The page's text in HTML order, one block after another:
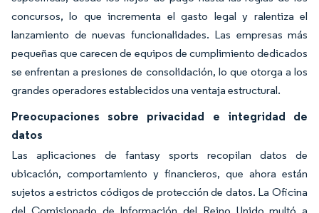
concursos, lo que incrementa el gasto legal y ralentiza el
lanzamiento de nuevas funcionalidades. Las empresas más
pequeñas que carecen de equipos de cumplimiento dedicados
se enfrentan a presiones de consolidación, lo que otorga a los
grandes operadores establecidos una ventaja estructural.
Preocupaciones sobre privacidad e integridad de
datos
Las aplicaciones de fantasy sports recopilan datos de
ubicación, comportamiento y financieros, que ahora están
sujetos a estrictos códigos de protección de datos. La Oficina